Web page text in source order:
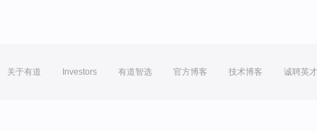
关于有道 Investors 有道智选 官方博客 技术博客 诚聘英才